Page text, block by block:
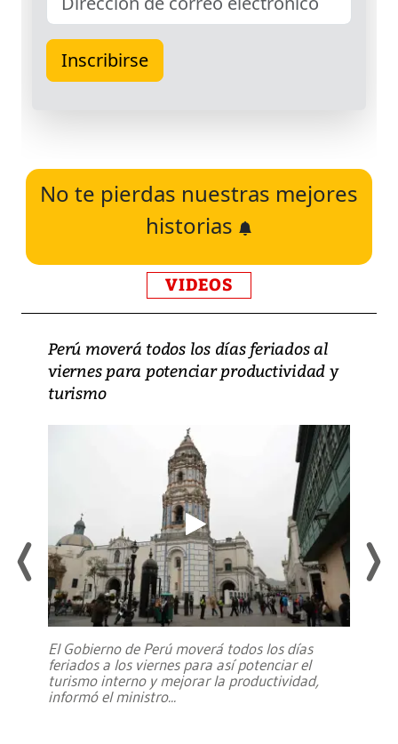
No te pierdas nuestras mejores
historias
VIDEOS
Perú moverá todos los días feriados al
viernes para potenciar productividad y
turismo
El Gobierno de Perú moverá todos los días
feriados a los viernes para así potenciar el
turismo interno y mejorar la productividad,
informó el ministro...